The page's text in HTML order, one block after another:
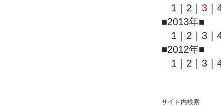
1
2 3
■2013年■
1
2 3
■2012年■
1
2 3
サイト内検索